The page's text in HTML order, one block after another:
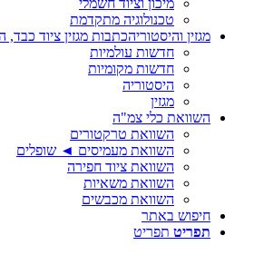
מיכון וציוד חשמלי
טכנולוגיה מתקדמת
מגזין והיסטוריהכתבות מגזין ציוד
חדשות עולמיות
חדשות מקומיות
היסטוריה
מגזין
השוואת כלי צמ"ה
השוואת טרקטורים
השוואת מעמיסים ◄ שופלים
השוואת ציוד חפירה
השוואת משאיות
השוואת מכבשים
חיפוש באתר
תפריט תפריט